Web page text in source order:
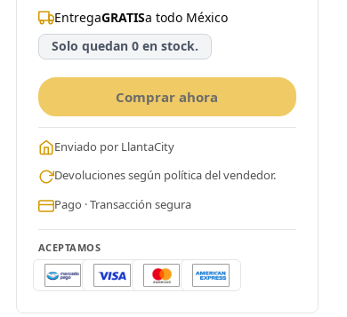
EntregaGRATISa todo México
Solo quedan 0 en stock.
Comprar ahora
Enviado por LlantaCity
Devoluciones según política del vendedor.
Pago · Transacción segura
ACEPTAMOS